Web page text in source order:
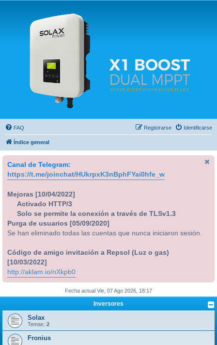
Solax FAQ
Lugar para intercambiar dudas sobre inversores solares Solax y temas relacionados.
FAQ Identificarse
Registrarse
Índice general
Canal de Telegram:
https://t.me/joinchat/HUkrpxK3nBphFYai0hfe_w
Mejoras [10/04/2022]
Activado HTTP/3
Solo se permite la conexión a través de TLSv1.3
Purga de usuarios [05/09/2020]
Se han eliminado todas las cuentas que nunca iniciaron sesión.
Código de amigo invitación a Repsol (Luz o gas)
[10/03/2022]
http://aklam.io/nXkpb0
Fecha actual Vie, 07 Ago 2026, 18:17
Inversores
Solax
Temas: 2
Fronius